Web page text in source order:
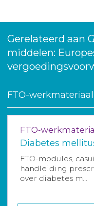
Gerelateerd aan
middelen:
FTO-werkmateriaal
FTO-
Diabetes
FTO-modules,
handleiding
over diabetes m...